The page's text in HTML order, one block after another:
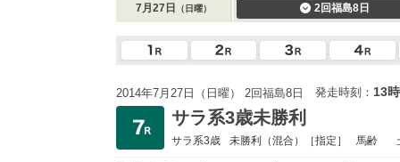
7月27日 （日曜） 2回福島8日
2014年7月27日（日曜） 2回福島8日 発走時刻： 13
サラ系3歳未勝利
サラ系3歳 未勝利 （混合）［指定］ 馬齢